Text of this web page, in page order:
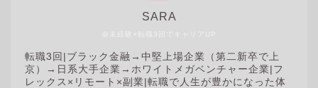
@未経験×転職3回でキャリアUP
SARA
転職3回| ブラック金融→中堅上場企業（第二新卒で上
京）→日系大手企業→ホワイトメガベンチャー企業|フ
レックス×リモート×副業|転職で人生が豊かになった体